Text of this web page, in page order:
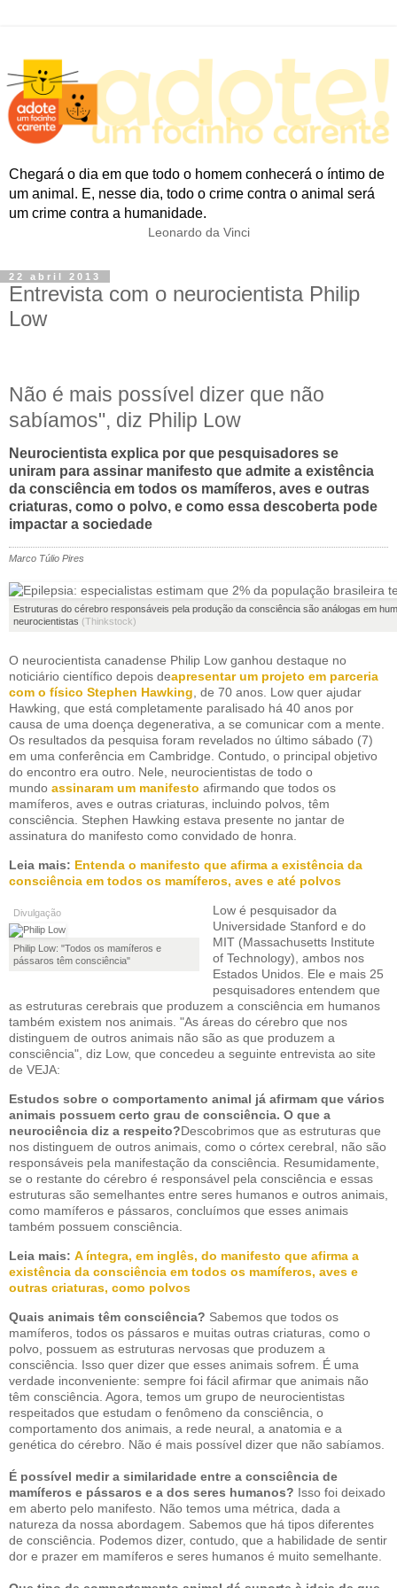
Chegará o dia em que todo o homem conhecerá o íntimo de
um animal. E, nesse dia, todo o crime contra o animal será
um crime contra a humanidade.
Leonardo da Vinci
22 abril 2013
Entrevista com o neurocientista Philip
Low
Não é mais possível dizer que não
sabíamos", diz Philip Low
Neurocientista explica por que pesquisadores se
uniram para assinar manifesto que admite a existência
da consciência em todos os mamíferos, aves e outras
criaturas, como o polvo, e como essa descoberta pode
impactar a sociedade
Marco Túlio Pires
Estruturas do cérebro responsáveis pela produção da consciência são análogas em
neurocientistas (Thinkstock)
O neurocientista canadense Philip Low ganhou destaque no
noticiário científico depois deapresentar um projeto em parceria
com o físico Stephen Hawking , de 70 anos. Low quer ajudar
Hawking, que está completamente paralisado há 40 anos por
causa de uma doença degenerativa, a se comunicar com a mente.
Os resultados da pesquisa foram revelados no último sábado (7)
em uma conferência em Cambridge. Contudo, o principal objetivo
do encontro era outro. Nele, neurocientistas de todo o
mundo assinaram um manifesto afirmando que todos os
mamíferos, aves e outras criaturas, incluindo polvos, têm
consciência. Stephen Hawking estava presente no jantar de
assinatura do manifesto como convidado de honra.
Leia mais: Entenda o manifesto que afirma a existência da
consciência em todos os mamíferos, aves e até polvos
Divulgação
Philip Low: "Todos os mamíferos e
pássaros têm consciência"
Low é pesquisador da
Universidade Stanford e do
MIT (Massachusetts Institute
of Technology), ambos nos
Estados Unidos. Ele e mais 25
pesquisadores entendem que
as estruturas cerebrais que produzem a consciência em humanos
também existem nos animais. "As áreas do cérebro que nos
distinguem de outros animais não são as que produzem a
consciência", diz Low, que concedeu a seguinte entrevista ao site
de VEJA:
Estudos sobre o comportamento animal já afirmam que vários
animais possuem certo grau de consciência. O que a
neurociência diz a respeito?Descobrimos que as estruturas que
nos distinguem de outros animais, como o córtex cerebral, não são
responsáveis pela manifestação da consciência. Resumidamente,
se o restante do cérebro é responsável pela consciência e essas
estruturas são semelhantes entre seres humanos e outros animais,
como mamíferos e pássaros, concluímos que esses animais
também possuem consciência.
Leia mais: A íntegra, em inglês, do manifesto que afirma a
existência da consciência em todos os mamíferos, aves e
outras criaturas, como polvos
Quais animais têm consciência? Sabemos que todos os
mamíferos, todos os pássaros e muitas outras criaturas, como o
polvo, possuem as estruturas nervosas que produzem a
consciência. Isso quer dizer que esses animais sofrem. É uma
verdade inconveniente: sempre foi fácil afirmar que animais não
têm consciência. Agora, temos um grupo de neurocientistas
respeitados que estudam o fenômeno da consciência, o
comportamento dos animais, a rede neural, a anatomia e a
genética do cérebro. Não é mais possível dizer que não sabíamos.
É possível medir a similaridade entre a consciência de
mamíferos e pássaros e a dos seres humanos? Isso foi deixado
em aberto pelo manifesto. Não temos uma métrica, dada a
natureza da nossa abordagem. Sabemos que há tipos diferentes
de consciência. Podemos dizer, contudo, que a habilidade de sentir
dor e prazer em mamíferos e seres humanos é muito semelhante.